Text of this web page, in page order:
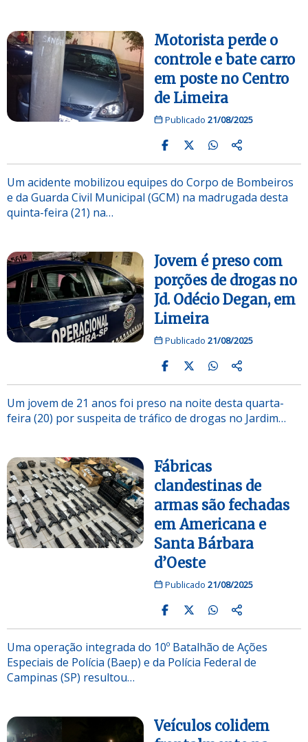
Motorista perde o
controle e bate carro
em poste no Centro
de Limeira
Publicado 21/08/2025
Um acidente mobilizou equipes do Corpo de Bombeiros
e da Guarda Civil Municipal (GCM) na madrugada desta
quinta-feira (21) na…
Jovem é preso com
porções de drogas no
Jd. Odécio Degan, em
Limeira
Publicado 21/08/2025
Um jovem de 21 anos foi preso na noite desta quarta-
feira (20) por suspeita de tráfico de drogas no Jardim…
Fábricas
clandestinas de
armas são fechadas
em Americana e
Santa Bárbara
d’Oeste
Publicado 21/08/2025
Uma operação integrada do 10º Batalhão de Ações
Especiais de Polícia (Baep) e da Polícia Federal de
Campinas (SP) resultou…
Veículos colidem